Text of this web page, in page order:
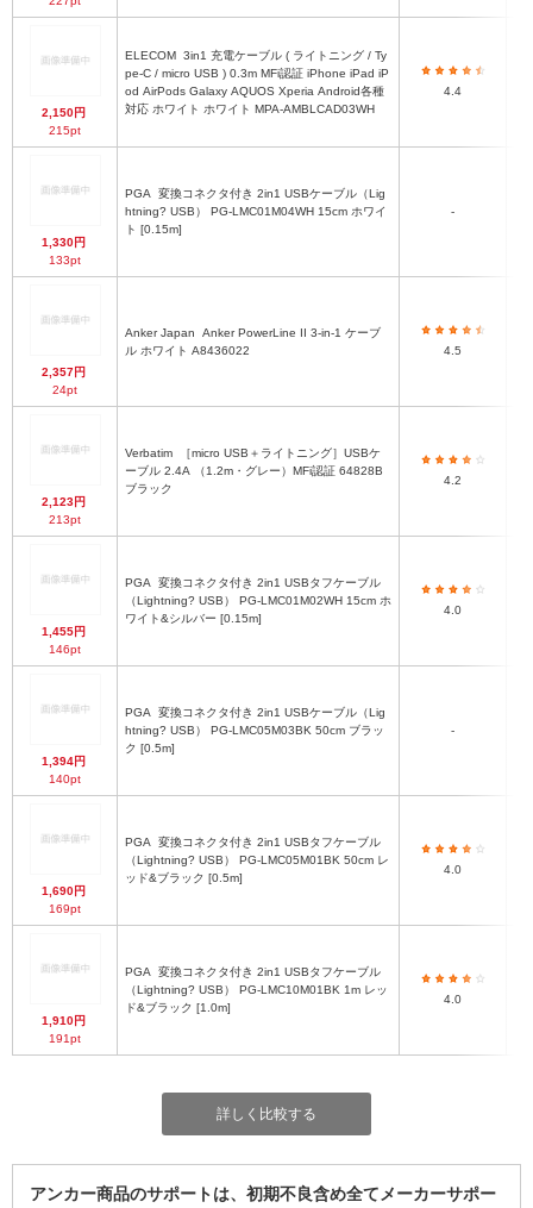
2,150円
215pt
ELECOM
pe-C / micro USB ) 0.3m MFi認証 iPhone iPad iP
od AirPods Galaxy AQUOS Xperia Android各種
対応 ホワイト ホワイト MPA-AMBLCAD03WH
4.4
1,330円
133pt
PGA
htning? USB） PG-LMC01M04WH 15cm ホワイ
ト [0.15m]
-
2,357円
24pt
Anker Japan
ル ホワイト A8436022
4.5
2,123円
213pt
Verbatim
ーブル 2.4A （1.2m・グレー）MFi認証 64828B
ブラック
4.2
1,455円
146pt
PGA
（Lightning? USB） PG-LMC01M02WH 15cm ホ
ワイト&シルバー [0.15m]
4.0
1,394円
140pt
PGA
htning? USB） PG-LMC05M03BK 50cm ブラッ
ク [0.5m]
-
1,690円
169pt
PGA
（Lightning? USB） PG-LMC05M01BK 50cm レ
ッド&ブラック [0.5m]
4.0
1,910円
191pt
PGA
（Lightning? USB） PG-LMC10M01BK 1m レッ
ド&ブラック [1.0m]
4.0
詳しく比較する
アンカー商品のサポートは、初期不良含め全てメーカーサポー